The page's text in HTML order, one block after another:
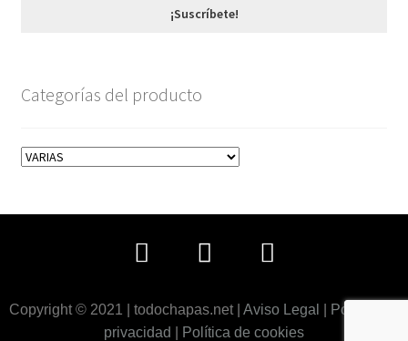
¡Suscríbete!
Categorías del producto
Copyright © 2021 | todochapas.net | Aviso Legal
Política de
privacidad
Política de cookies